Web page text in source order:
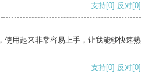
支持[0] 反对[0]
使用起来非常容易上手，让我能够快速熟
支持[0] 反对[0]